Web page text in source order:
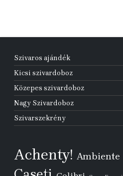
Szivaros ajándék
Kicsi szivardoboz
Közepes szivardoboz
Nagy Szivardoboz
Szivarszekrény
Achenty! Ambiente